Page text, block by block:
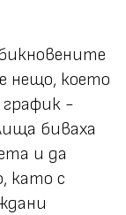
нещо, което
-
биваха
и да
като с